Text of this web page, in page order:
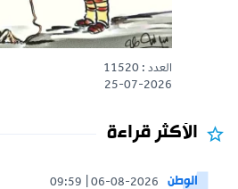
العدد : 11520
25-07-2026
الأكثر قراءة
الوطن 06-08-2026
09:59